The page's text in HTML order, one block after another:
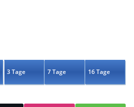
3 Tage 7 Tage 16 Tage